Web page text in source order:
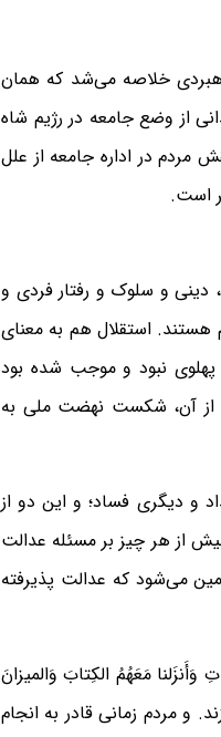
خلاصه می‌شد که همان
از وضع جامعه در رژیم شاه
در اداره جامعه از علل
است.
دینی و سلوک و رفتار فردی و
هستند. استقلال هم به معنای
نبود و موجب شده بود
این وضعیت از زمان اشغال ایران در سال ۱۳۲۰ و پس از آن، شکست نهضت ملی به
و دیگری فساد؛ و این دو از
از هر چیز بر مسئله عدالت
می‌شود که عدالت پذیرفته
مَعَهُمُ الکِتابَ وَالمیزانَ
و مردم زمانی قادر به انجام